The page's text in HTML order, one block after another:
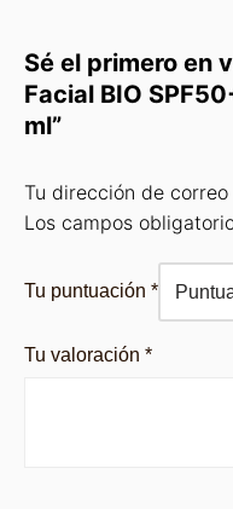
Sé el primero en
Facial BIO
ml”
Tu dirección de
Los campos
Tu puntuación *
Tu valoración *